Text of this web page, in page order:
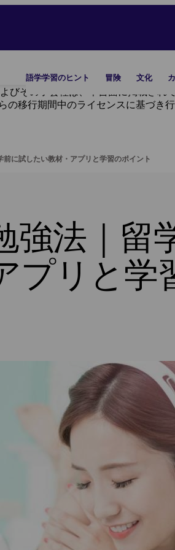
語学学習のヒント 冒険 文化
よびその子会社は、本書面に掲載さ
の移行期間中のライセンスに基づき
に試したい教材・アプリと学習のポイント
強法｜留
プリと学